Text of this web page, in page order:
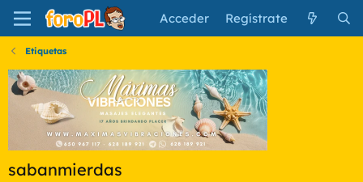
Acceder Regístrate
Etiquetas
sabanmierdas